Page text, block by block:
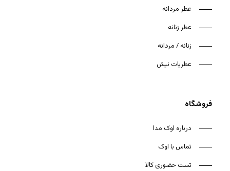
هیچ محصولی در سبد خرید نیست.
عطر مردانه
عطر زنانه
زنانه / مردانه
عطریات نیش
فروشگاه
درباره اوک مدا
تماس با اوک
تست حضوری کالا